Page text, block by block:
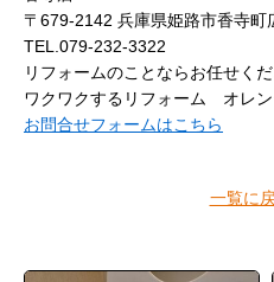
〒679-2142 兵庫県姫路市香寺町
TEL.079-232-3322
リフォームのことならお任せくだ
ワクワクするリフォーム オレン
お問合せフォームはこちら
一覧に